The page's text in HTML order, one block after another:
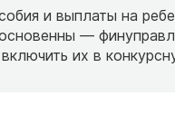
и выплаты на
—
их в